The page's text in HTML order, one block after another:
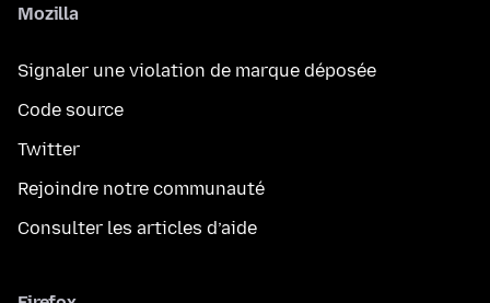
Mozilla
Signaler une violation de marque déposée
Code source
Twitter
Rejoindre notre communauté
Consulter les articles d’aide